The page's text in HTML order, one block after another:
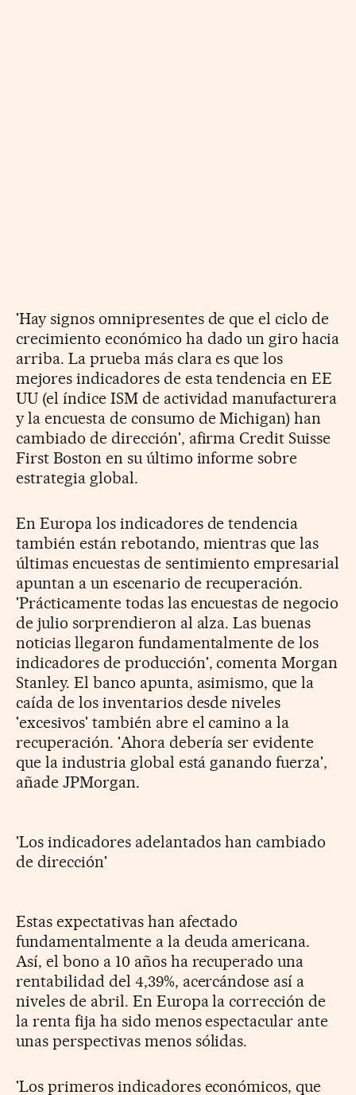
'Hay signos omnipresentes de que el ciclo de
crecimiento económico ha dado un giro hacia
arriba. La prueba más clara es que los
mejores indicadores de esta tendencia en EE
UU (el índice ISM de actividad manufacturera
y la encuesta de consumo de Michigan) han
cambiado de dirección', afirma Credit Suisse
First Boston en su último informe sobre
estrategia global.
En Europa los indicadores de tendencia
también están rebotando, mientras que las
últimas encuestas de sentimiento empresarial
apuntan a un escenario de recuperación.
'Prácticamente todas las encuestas de negocio
de julio sorprendieron al alza. Las buenas
noticias llegaron fundamentalmente de los
indicadores de producción', comenta Morgan
Stanley. El banco apunta, asimismo, que la
caída de los inventarios desde niveles
'excesivos' también abre el camino a la
recuperación. 'Ahora debería ser evidente
que la industria global está ganando fuerza',
añade JPMorgan.
'Los indicadores adelantados han cambiado
de dirección'
Estas expectativas han afectado
fundamentalmente a la deuda americana.
Así, el bono a 10 años ha recuperado una
rentabilidad del 4,39%, acercándose así a
niveles de abril. En Europa la corrección de
la renta fija ha sido menos espectacular ante
unas perspectivas menos sólidas.
'Los primeros indicadores económicos, que